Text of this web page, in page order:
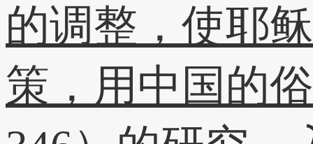
的调整，使耶
策，用中国的